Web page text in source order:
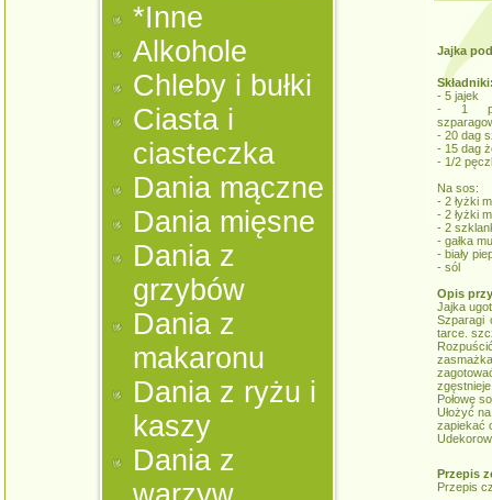
*Inne
Alkohole
Chleby i bułki
Ciasta i
ciasteczka
Dania mączne
Dania mięsne
Dania z
grzybów
Dania z
makaronu
Dania z ryżu i
kaszy
Dania z
Jajka
- 5 jajek
- 1
- 20 dag
- 15 dag
- 1/2
Na sos:
- 2 łyżki
- 2 łyżki
- 2
- gałka
- biały
- sól
Opis
Jajka
Szparagi
tarce.
Połowę
Ułożyć
zapiekać
Przepis
Przepis